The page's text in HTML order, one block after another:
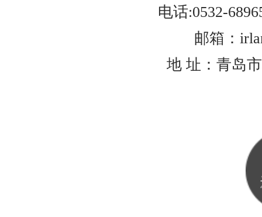
电话:0532-
邮箱：
地 址：青岛